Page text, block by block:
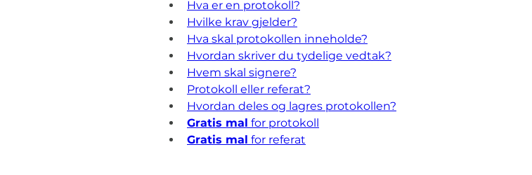
Hva er en protokoll?
Hvilke krav gjelder?
Hva skal protokollen inneholde?
Hvordan skriver du tydelige vedtak?
Hvem skal signere?
Protokoll eller referat?
Hvordan deles og lagres protokollen?
Gratis mal for protokoll
Gratis mal for referat